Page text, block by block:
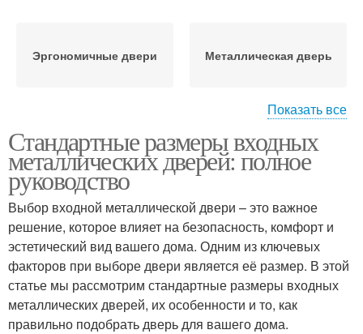
Эргономичные двери Металлическая дверь
Входные двери Двери в квартиру
Показать все
Стандартные размеры входных
металлических дверей: полное
руководство
Выбор входной металлической двери – это важное
решение, которое влияет на безопасность, комфорт и
эстетический вид вашего дома. Одним из ключевых
факторов при выборе двери является её размер. В этой
статье мы рассмотрим стандартные размеры входных
металлических дверей, их особенности и то, как
правильно подобрать дверь для вашего дома.